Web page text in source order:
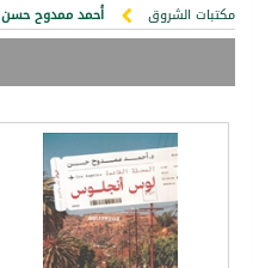
مكتبات الشروق أحمد ممدوح حسن